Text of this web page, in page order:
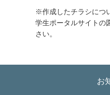
※作成したチラシにつ
学生ポータルサイトの
さい。
お